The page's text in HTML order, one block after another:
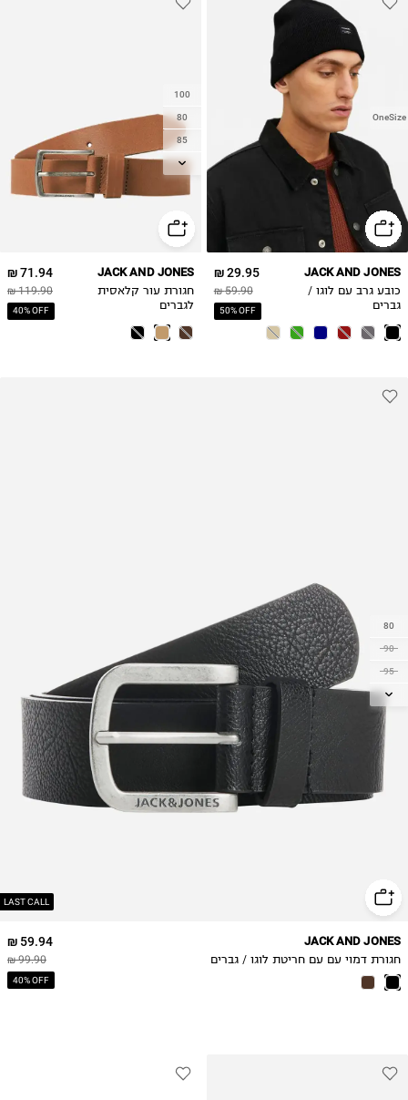
OneSize
29.95 ₪
59.90 ₪
50% OFF
JACK AND JONES
כובע גרב עם לוגו /
גברים
100
80
85
90
71.94 ₪
119.90 ₪
40% OFF
JACK AND JONES
חגורת עור קלאסית
לגברים
LAST CALL
80
90
95
105
59.94 ₪
99.90 ₪
40% OFF
JACK AND JONES
חגורת דמוי עם עם חריטת לוגו / גברים